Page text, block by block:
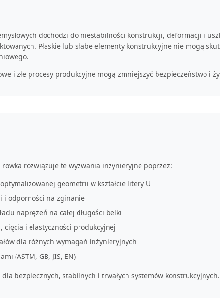
dochodzi do niestabilności konstrukcji, deformacji i
Płaskie lub słabe elementy konstrukcyjne nie mogą
i złe procesy produkcyjne mogą zmniejszyć bezpieczeństwo i
rowka rozwiązuje te wyzwania inżynieryjne poprzez:
geometrii w kształcie litery U
i odporności na zginanie
naprężeń na całej długości belki
cięcia i elastyczności produkcyjnej
dla różnych wymagań inżynieryjnych
(ASTM, GB, JIS, EN)
bezpiecznych, stabilnych i trwałych systemów konstrukcyjnych.